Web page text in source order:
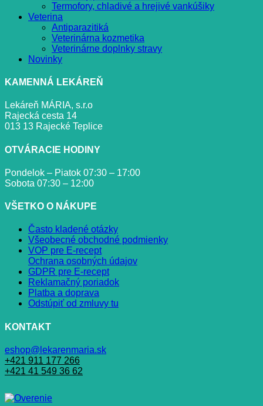
Termofory, chladivé a hrejivé vankúšiky
Veterina
Antiparazitiká
Veterinárna kozmetika
Veterinárne doplnky stravy
Novinky
KAMENNÁ LEKÁREŇ
Lekáreň MÁRIA, s.r.o
Rajecká cesta 14
013 13 Rajecké Teplice
OTVÁRACIE HODINY
Pondelok – Piatok 07:30 – 17:00
Sobota 07:30 – 12:00
VŠETKO O NÁKUPE
Často kladené otázky
Všeobecné obchodné podmienky
VOP pre E-recept
Ochrana osobných údajov
GDPR pre E-recept
Reklamačný poriadok
Platba a doprava
Odstúpiť od zmluvy tu
KONTAKT
eshop@lekarenmaria.sk
+421 911 177 266
+421 41 549 36 62